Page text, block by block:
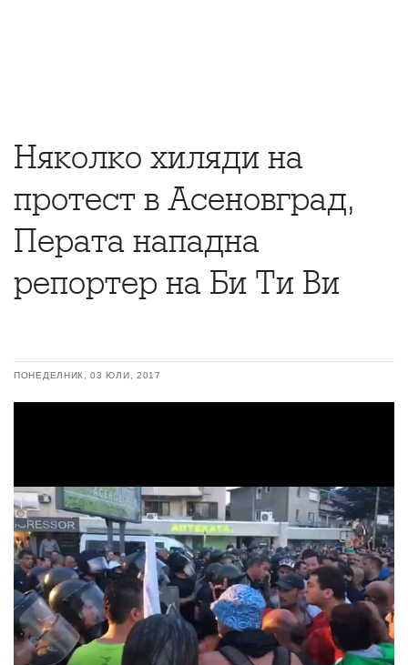
Няколко хиляди на
протест в Асеновград,
Перата нападна
репортер на Би Ти Ви
ПОНЕДЕЛНИК, 03 ЮЛИ, 2017